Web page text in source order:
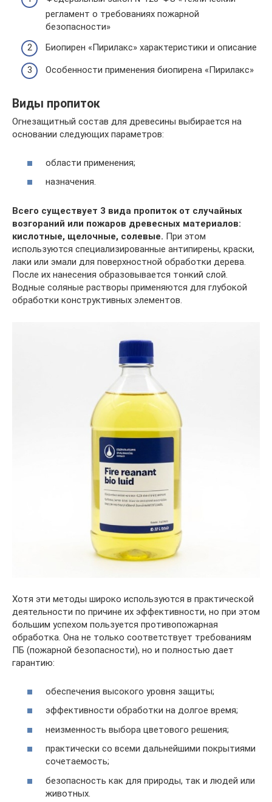
регламент о требованиях пожарной
безопасности»
Биопирен «Пирилакс» характеристики и описание
Особенности применения биопирена «Пирилакс»
Виды пропиток
Огнезащитный состав для древесины выбирается на
основании следующих параметров:
области применения;
назначения.
Всего существует 3 вида пропиток от случайных
возгораний или пожаров древесных материалов:
кислотные, щелочные, солевые. При этом
используются специализированные антипирены, краски,
лаки или эмали для поверхностной обработки дерева.
После их нанесения образовывается тонкий слой.
Водные соляные растворы применяются для глубокой
обработки конструктивных элементов.
Хотя эти методы широко используются в практической
деятельности по причине их эффективности, но при этом
большим успехом пользуется противопожарная
обработка. Она не только соответствует требованиям
ПБ (пожарной безопасности), но и полностью дает
гарантию:
обеспечения высокого уровня защиты;
эффективности обработки на долгое время;
неизменность выбора цветового решения;
практически со всеми дальнейшими покрытиями
сочетаемость;
безопасность как для природы, так и людей или
животных.